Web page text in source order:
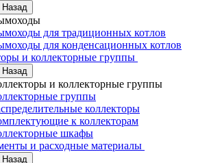
Назад
для традиционных котлов
для конденсационных котлов
и коллекторные группы
Назад
и коллекторные группы
группы
коллекторы
к коллекторам
шкафы
и расходные материалы
Назад